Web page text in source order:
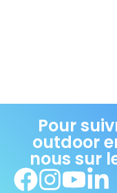
Pour
outdoor
nous sur